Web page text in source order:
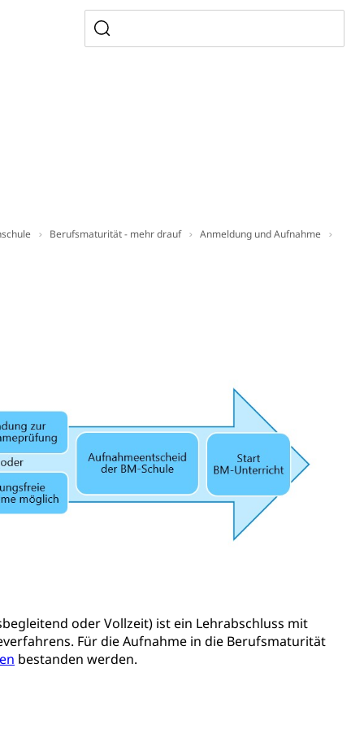
Berufsmaturität - mehr drauf
Anmeldung und Aufnahme
oder Vollzeit) ist ein Lehrabschluss mit
Für die Aufnahme in die Berufsmaturität
bestanden werden.
AHV-Beiträge (WAS Luzern)
AHV-Altersrente (WAS Luzern)
Erwerbsunfähigkeit, Behinderte
Erbe, Nachwuchsförderung, Vermittlung, Selektive
Werkankäufe, Kunstankäufe, Kunst und Bau,